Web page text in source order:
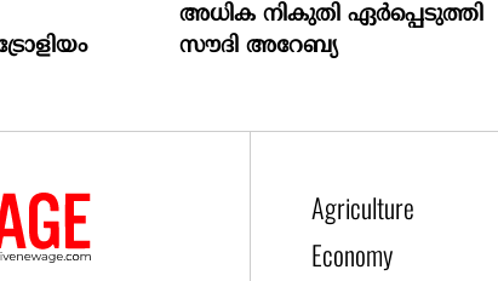
അധിക നികുതി ഏർപ്പെടുത്തി
സൗദി അറേബ്യ
Agriculture
Economy